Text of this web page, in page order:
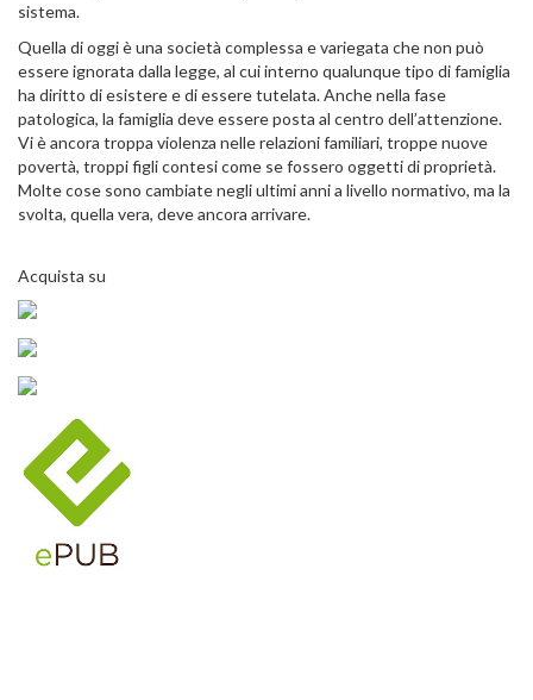
sistema.
Quella di oggi è una società complessa e variegata che non può
essere ignorata dalla legge, al cui interno qualunque tipo di famiglia
ha diritto di esistere e di essere tutelata. Anche nella fase
patologica, la famiglia deve essere posta al centro dell’attenzione.
Vi è ancora troppa violenza nelle relazioni familiari, troppe nuove
povertà, troppi figli contesi come se fossero oggetti di proprietà.
Molte cose sono cambiate negli ultimi anni a livello normativo, ma la
svolta, quella vera, deve ancora arrivare.
Acquista su